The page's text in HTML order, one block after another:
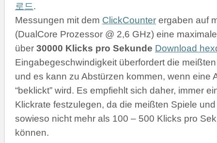
로드.
Messungen mit dem ClickCounter ergaben auf
(DualCore Prozessor @ 2,6 GHz) eine
über 30000 Klicks pro Sekunde Download
Eingabegeschwindigkeit überfordert die
und es kann zu Abstürzen kommen, wenn eine
“beklickt” wird. Es empfiehlt sich daher, immer
Klickrate festzulegen, da die meißten Spiele
sowieso nicht mehr als 100 – 500 Klicks pro
können.